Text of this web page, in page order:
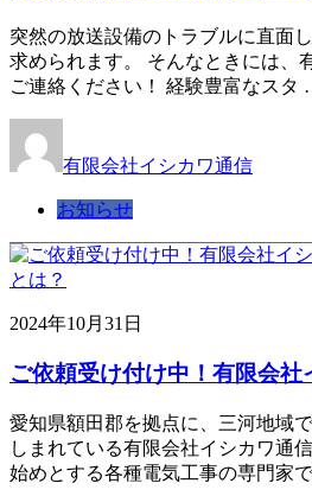
突然の放送設備のトラブルに直面
求められます。 そんなときには、
ご連絡ください！ 経験豊富なスタ
有限会社イシカワ通信
お知らせ
2024年10月31日
ご依頼受け付け中！有限会社
愛知県額田郡を拠点に、三河地域
しまれている有限会社イシカワ通
始めとする各種電気工事の専門家